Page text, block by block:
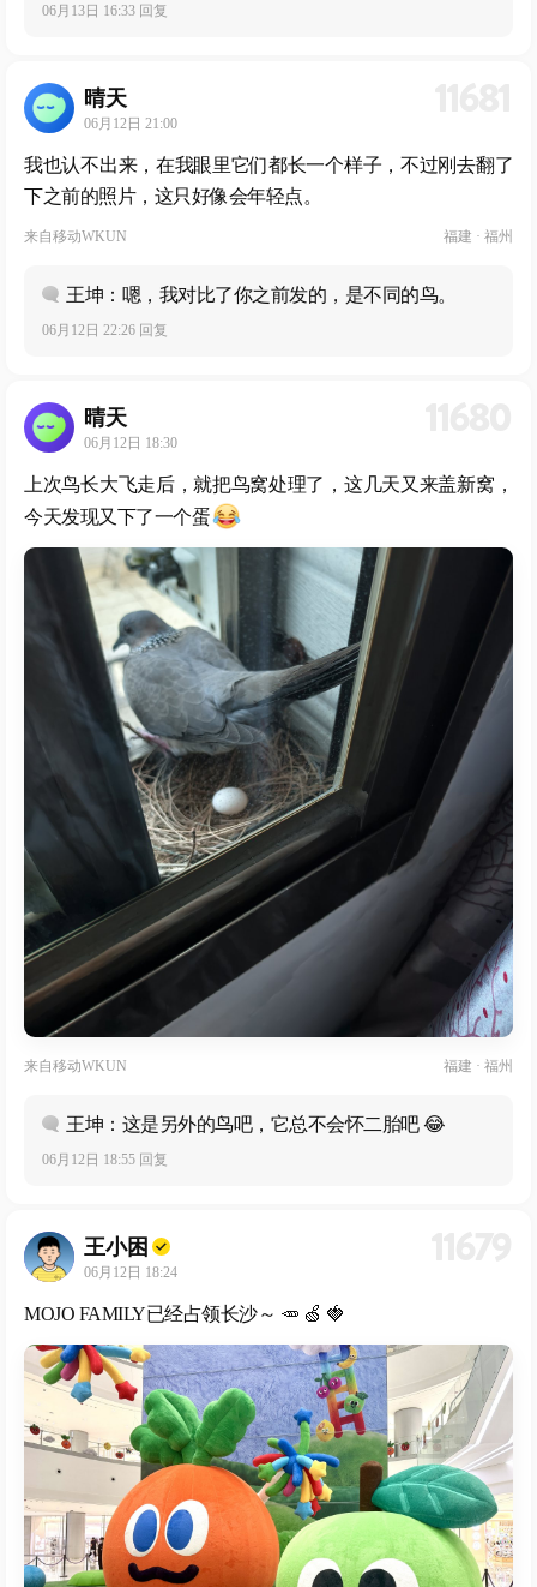
06月13日 16:33 回复
晴天
06月12日 21:00
我也认不出来，在我眼里它们都长一个样子，不过刚去翻了
下之前的照片，这只好像会年轻点。
来自移动WKUN 福建 · 福州
王坤：嗯，我对比了你之前发的，是不同的鸟。
06月12日 22:26 回复
晴天
06月12日 18:30
上次鸟长大飞走后，就把鸟窝处理了，这几天又来盖新窝，
今天发现又下了一个蛋
来自移动WKUN 福建 · 福州
王坤：这是另外的鸟吧，它总不会怀二胎吧 😂
06月12日 18:55 回复
王小困
06月12日 18:24
MOJO FAMILY已经占领长沙～ 🥕 🍏 🍓